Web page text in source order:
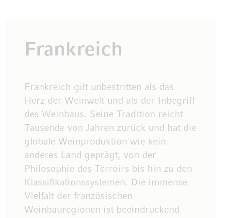
Frankreich
Frankreich gilt unbestritten als das
Herz der Weinwelt und als der Inbegriff
des Weinbaus. Seine Tradition reicht
Tausende von Jahren zurück und hat die
globale Weinproduktion wie kein
anderes Land geprägt, von der
Philosophie des Terroirs bis hin zu den
Klassifikationssystemen. Die immense
Vielfalt der französischen
Weinbauregionen ist beeindruckend